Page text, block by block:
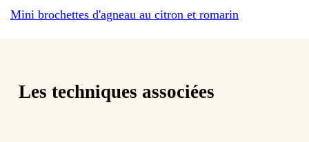
Mini brochettes d'agneau au citron et romarin
Les techniques associées